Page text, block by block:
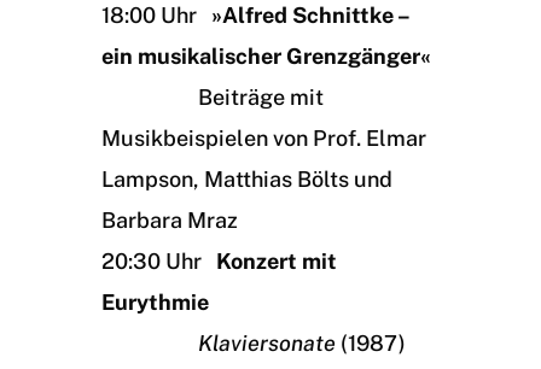
18:00 Uhr »Alfred Schnittke –
ein musikalischer Grenzgänger«
Beiträge mit
Musikbeispielen von Prof. Elmar
Lampson, Matthias Bölts und
Barbara Mraz
20:30 Uhr Konzert mit
Eurythmie
Klaviersonate (1987)